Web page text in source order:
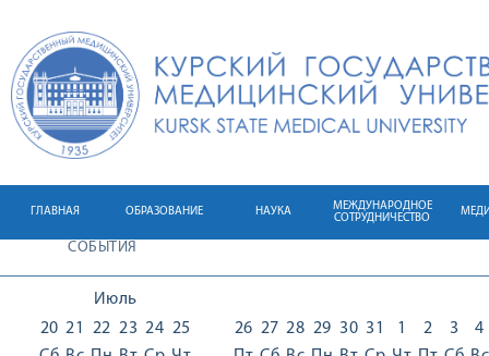
ГЛАВНАЯ ОБРАЗОВАНИЕ НАУКА
МЕЖДУНАРОДНОЕ
СОТРУДНИЧЕСТВО
СОБЫТИЯ
Июль
20 21
22 23 24 25
26 27 28 29 30 31
1
2
3
4